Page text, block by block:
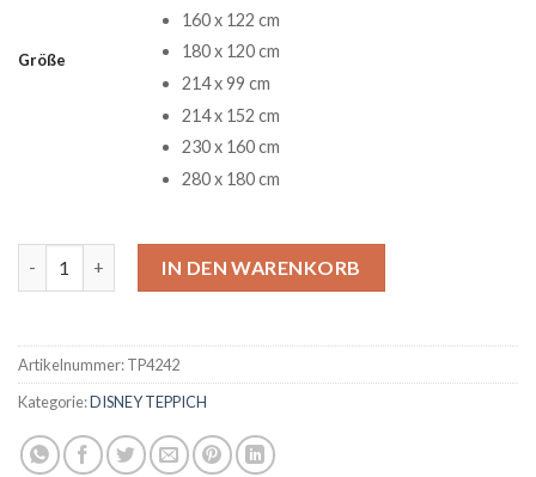
Größe
160 x 122 cm
180 x 120 cm
214 x 99 cm
214 x 152 cm
230 x 160 cm
280 x 180 cm
IN DEN WARENKORB
Artikelnummer:TP4242
Kategorie:DISNEY TEPPICH